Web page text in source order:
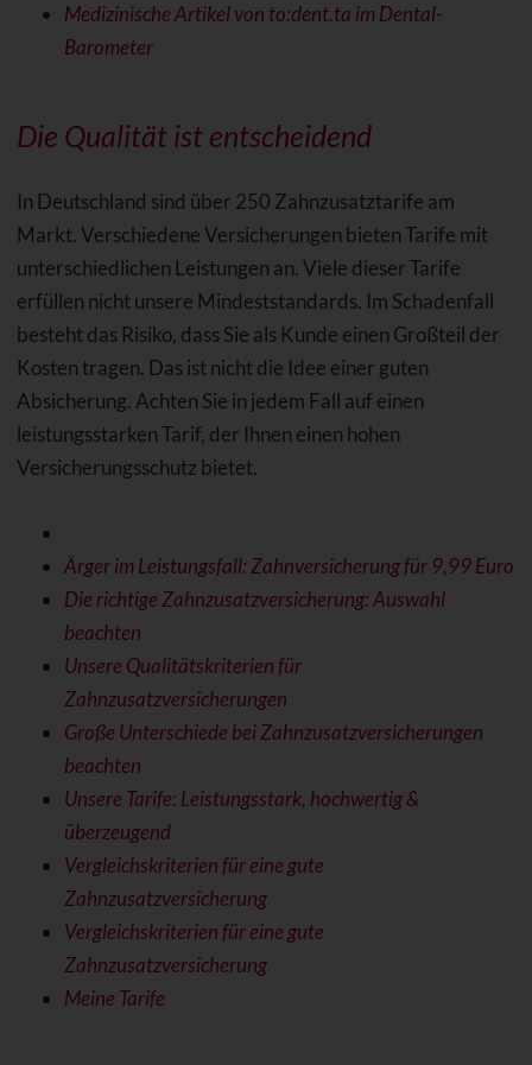
Medizinische Artikel von to:dent.ta im Dental-
Barometer
Die Qualität ist entscheidend
In Deutschland sind über 250 Zahnzusatztarife am
Markt. Verschiedene Versicherungen bieten Tarife mit
unterschiedlichen Leistungen an. Viele dieser Tarife
erfüllen nicht unsere Mindeststandards. Im Schadenfall
besteht das Risiko, dass Sie als Kunde einen Großteil der
Kosten tragen. Das ist nicht die Idee einer guten
Absicherung. Achten Sie in jedem Fall auf einen
leistungsstarken Tarif, der Ihnen einen hohen
Versicherungsschutz bietet.
Ärger im Leistungsfall: Zahnversicherung für 9,99 Euro
Die richtige Zahnzusatzversicherung: Auswahl
beachten
Unsere Qualitätskriterien für
Zahnzusatzversicherungen
Große Unterschiede bei Zahnzusatzversicherungen
beachten
Unsere Tarife: Leistungsstark, hochwertig &
überzeugend
Vergleichskriterien für eine gute
Zahnzusatzversicherung
Vergleichskriterien für eine gute
Zahnzusatzversicherung
Meine Tarife